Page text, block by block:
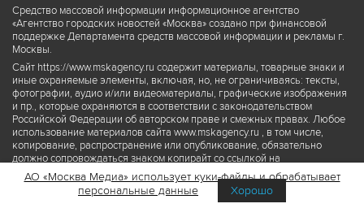
Средство массовой информации информационное агентство
«Агентство городских новостей «Москва» создано при финансовой
поддержке Департамента средств массовой информации и рекламы г.
Москвы.
Сайт https://www.mskagency.ru содержит материалы, товарные знаки и
иные охраняемые элементы, включая, но, не ограничиваясь: тексты,
фотографии, аудио и/или видеоматериалы, графические изображения
и пр., которые охраняются в соответствии с законодательством
Российской Федерации об авторском праве и смежных правах. Любое
использование материалов сайта www.mskagency.ru , в том числе,
копирование, распространение или опубликование, обязательно
должно сопровождаться знаком копирайт со ссылкой на
правообладателя © АО «Москва Медиа», а также гиперссылкой на сайт
www.mskagency.ru как на первоисточник информации. Переработка
материалов сайта www.mskagency.ru не допускается.
АО «Москва Медиа» использует куки-файлы и обрабатывает
персональные данные
Хорошо